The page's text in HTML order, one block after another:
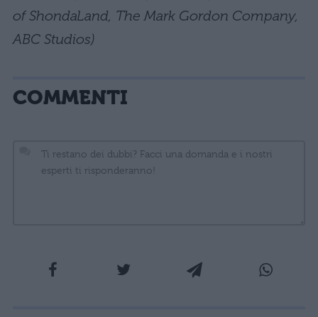
of ShondaLand, The Mark Gordon Company,
ABC Studios)
COMMENTI